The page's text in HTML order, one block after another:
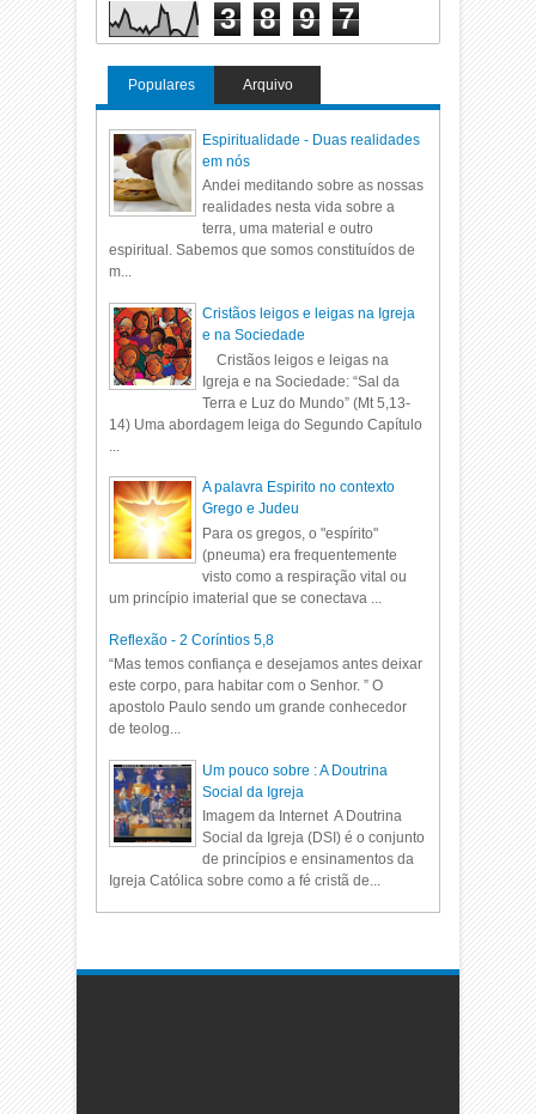
3 8 9 7
Populares Arquivo
Espiritualidade - Duas realidades
em nós
Andei meditando sobre as nossas
realidades nesta vida sobre a
terra, uma material e outro
espiritual. Sabemos que somos constituídos de
m...
Cristãos leigos e leigas na Igreja
e na Sociedade
Cristãos leigos e leigas na
Igreja e na Sociedade: “Sal da
Terra e Luz do Mundo” (Mt 5,13-
14) Uma abordagem leiga do Segundo Capítulo
A palavra Espirito no contexto
Grego e Judeu
Para os gregos, o "espírito"
(pneuma) era frequentemente
visto como a respiração vital ou
um princípio imaterial que se conectava ...
Reflexão - 2 Coríntios 5,8
“Mas temos confiança e desejamos antes deixar
este corpo, para habitar com o Senhor. ” O
apostolo Paulo sendo um grande conhecedor
de teolog...
Um pouco sobre : A Doutrina
Social da Igreja
Imagem da Internet A Doutrina
Social da Igreja (DSI) é o conjunto
de princípios e ensinamentos da
Igreja Católica sobre como a fé cristã de...